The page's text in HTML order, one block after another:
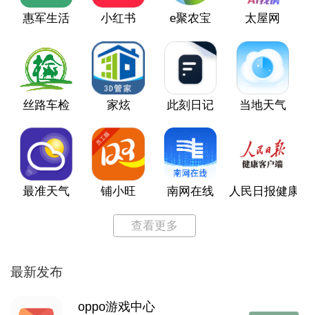
惠军生活 小红书 e聚农宝 太屋网
丝路车检 家炫 此刻日记 当地天气
最准天气 铺小旺 南网在线 人民日报健康
查看更多
最新发布
oppo游戏中心